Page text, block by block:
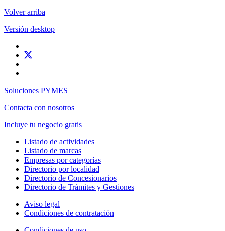
Volver arriba
Versión desktop
Soluciones PYMES
Contacta con nosotros
Incluye tu negocio gratis
Listado de actividades
Listado de marcas
Empresas por categorías
Directorio por localidad
Directorio de Concesionarios
Directorio de Trámites y Gestiones
Aviso legal
Condiciones de contratación